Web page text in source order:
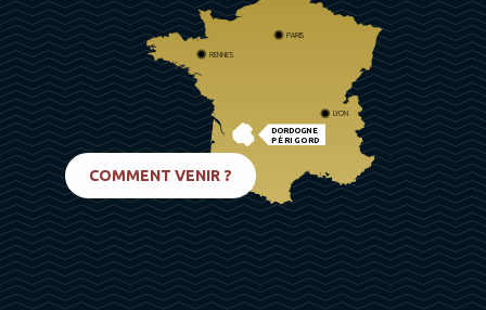
DORDOGNE
PÉRIGORD
PARIS
RENNES
LYON
COMMENT VENIR ?